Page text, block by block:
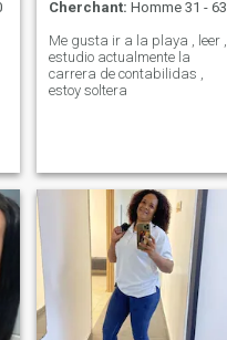
Cherchant: Homme 31 - 63
Me gusta ir a la playa , leer ,
estudio actualmente la
carrera de contabilidas ,
estoy soltera